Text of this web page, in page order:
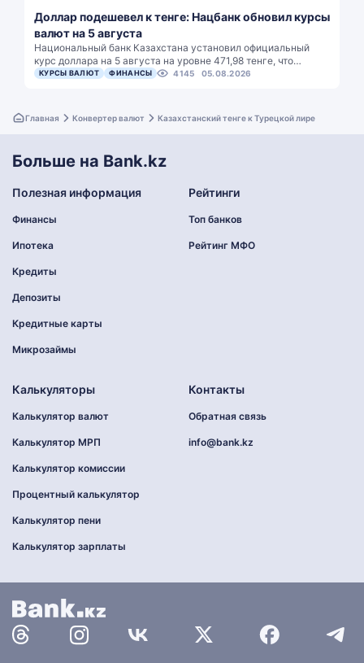
Доллар подешевел к тенге: Нацбанк обновил курсы
валют на 5 августа
Национальный банк Казахстана установил официальный
курс доллара на 5 августа на уровне 471,98 тенге, что…
КУРСЫ ВАЛЮТ ФИНАНСЫ 4145 05.08.2026
Главная Конвертер валют Казахстанский тенге к Турецкой лире
Больше на Bank.kz
Полезная информация
Финансы
Ипотека
Кредиты
Депозиты
Кредитные карты
Микрозаймы
Рейтинги
Топ банков
Рейтинг МФО
Калькуляторы
Калькулятор валют
Калькулятор МРП
Калькулятор комиссии
Процентный калькулятор
Калькулятор пени
Калькулятор зарплаты
Контакты
Обратная связь
info@bank.kz